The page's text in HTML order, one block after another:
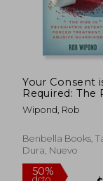
Your Consent
Required: The
Psychiatric
Detentions,
Abusive
Guardianships
Wipond, Rob
Benbella Books,
Dura, Nuevo